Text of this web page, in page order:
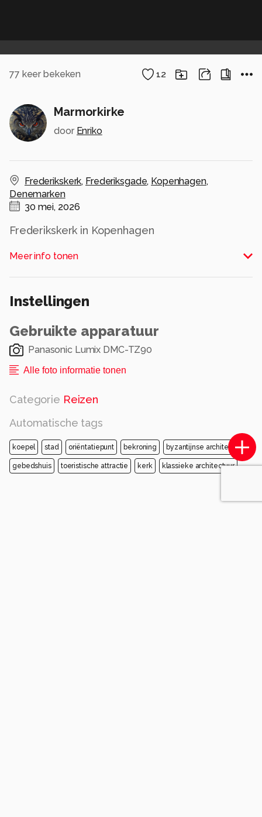
77 keer bekeken 12
Marmorkirke
door Enriko
Frederikskerk, Frederiksgade, Kopenhagen,
Denemarken
30 mei, 2026
Frederikskerk in Kopenhagen
Alle rechten voorbehouden
Meer info tonen
Instellingen
Gebruikte apparatuur
Panasonic Lumix DMC-TZ90
Alle foto informatie tonen
Categorie Reizen
Automatische tags
koepel stad oriëntatiepunt bekroning byzantijnse architectuur
gebedshuis toeristische attractie kerk klassieke architectuur